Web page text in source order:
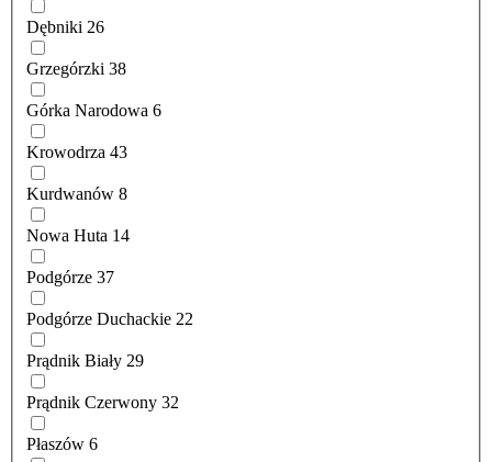
Dębniki 26
Grzegórzki 38
Górka Narodowa 6
Krowodrza 43
Kurdwanów 8
Nowa Huta 14
Podgórze 37
Podgórze Duchackie 22
Prądnik Biały 29
Prądnik Czerwony 32
Płaszów 6